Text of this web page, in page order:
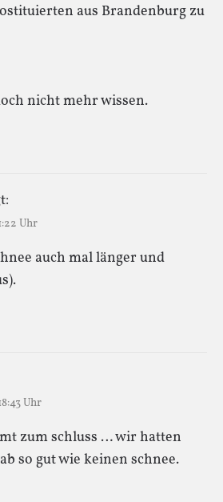
aus Brandenburg zu
nicht mehr wissen.
Uhr
auch mal länger und
Uhr
zum schluss … wir hatten
so gut wie keinen schnee.